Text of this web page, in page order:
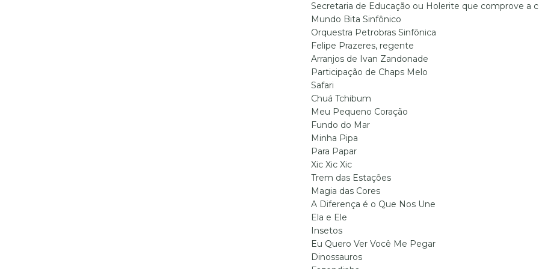
Secretaria de Educação ou Holerite que comprove a
Mundo Bita Sinfônico
Orquestra Petrobras Sinfônica
Felipe Prazeres, regente
Arranjos de Ivan Zandonade
Participação de Chaps Melo
Safari
Chuá Tchibum
Meu Pequeno Coração
Fundo do Mar
Minha Pipa
Para Papar
Xic Xic Xic
Trem das Estações
Magia das Cores
A Diferença é o Que Nos Une
Ela e Ele
Insetos
Eu Quero Ver Você Me Pegar
Dinossauros